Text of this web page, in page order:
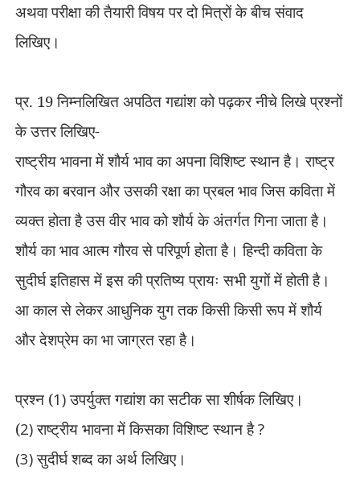
अथवा परीक्षा की तैयारी विषय पर दो मित्रों के बीच संवाद
लिखिए।
प्र. 19निम्नलिखित अपठित गद्यांश को पढ़कर नीचे लिखे प्रश्नों
के उत्तर लिखिए-
राष्ट्रीय भावना में शौर्य भाव का अपना विशिष्ट स्थान है। राष्ट्र
गौरव का बरवान और उसकी रक्षा का प्रबल भाव जिस कविता में
व्यक्त होता है उस वीर भाव को शौर्य के अंतर्गत गिना जाता है।
शौर्य का भाव आत्म गौरव से परिपूर्ण होता है। हिन्दी कविता के
सुदीर्घ इतिहासमें इसकी प्रतिष्य प्रायः सभी युगों में होती है।
आ काल से लेकर आधुनिक युग तक किसी किसी रूप में शौर्य
और देशप्रेम का भा जाग्रत रहा है।
प्रश्न (1)उपर्युक्त गद्यांश का सटीक सा शीर्षक लिखिए।
(2)राष्ट्रीय भावना में किसका विशिष्ट स्थान है?
(3)सुदीर्घ शब्द का अर्थ लिखिए।